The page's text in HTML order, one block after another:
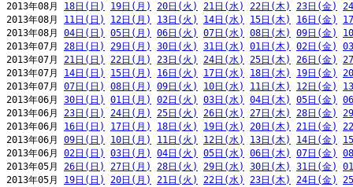
2013年08月 18日(日) 19日(月) 20日(火) 21日(水) 22日(木) 23日(金)
2013年08月 11日(日) 12日(月) 13日(火) 14日(水) 15日(木) 16日(金)
2013年08月 04日(日) 05日(月) 06日(火) 07日(水) 08日(木) 09日(金)
2013年07月 28日(日) 29日(月) 30日(火) 31日(水) 01日(木) 02日(金)
2013年07月 21日(日) 22日(月) 23日(火) 24日(水) 25日(木) 26日(金)
2013年07月 14日(日) 15日(月) 16日(火) 17日(水) 18日(木) 19日(金)
2013年07月 07日(日) 08日(月) 09日(火) 10日(水) 11日(木) 12日(金)
2013年06月 30日(日) 01日(月) 02日(火) 03日(水) 04日(木) 05日(金)
2013年06月 23日(日) 24日(月) 25日(火) 26日(水) 27日(木) 28日(金)
2013年06月 16日(日) 17日(月) 18日(火) 19日(水) 20日(木) 21日(金)
2013年06月 09日(日) 10日(月) 11日(火) 12日(水) 13日(木) 14日(金)
2013年06月 02日(日) 03日(月) 04日(火) 05日(水) 06日(木) 07日(金)
2013年05月 26日(日) 27日(月) 28日(火) 29日(水) 30日(木) 31日(金)
2013年05月 19日(日) 20日(月) 21日(火) 22日(水) 23日(木) 24日(金)